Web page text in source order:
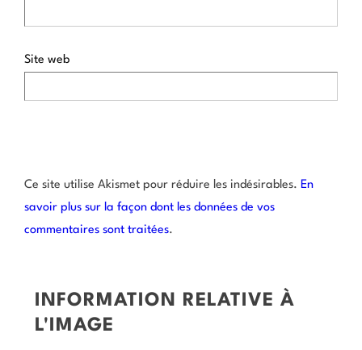
Site web
Ce site utilise Akismet pour réduire les indésirables. En
savoir plus sur la façon dont les données de vos
commentaires sont traitées.
INFORMATION RELATIVE À
L'IMAGE